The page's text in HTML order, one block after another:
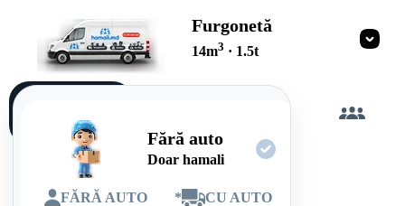
Furgonetă
14m3 · 1.5t
Fără auto
Doar hamali
FĂRĂ AUTO
*
CU AUTO
singur